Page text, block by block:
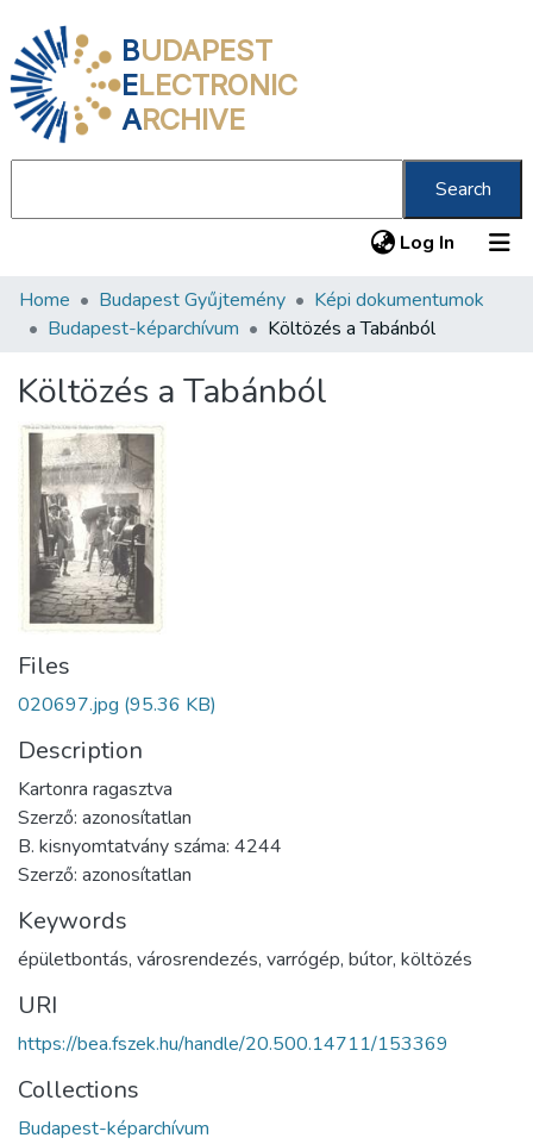
BUDAPEST
ELECTRONIC
ARCHIVE
Search
Log In (current)
Communities & Collections
Statistics
About us
Home Budapest Gyűjtemény
Képi dokumentumok
Budapest-képarchívum
Költözés a Tabánból
Költözés a Tabánból
Files
020697.jpg (95.36 KB)
Description
Kartonra ragasztva
Szerző: azonosítatlan
B. kisnyomtatvány száma: 4244
Szerző: azonosítatlan
Keywords
épületbontás, városrendezés, varrógép, bútor, költözés
URI
https://bea.fszek.hu/handle/20.500.14711/153369
Collections
Budapest-képarchívum